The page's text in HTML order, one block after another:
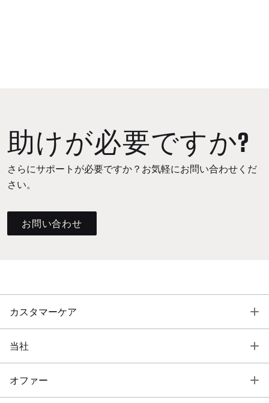
助けが必要ですか?
さらにサポートが必要ですか？お気軽にお問い合わせくだ
さい。
お問い合わせ
カスタマーケア
当社
オファー